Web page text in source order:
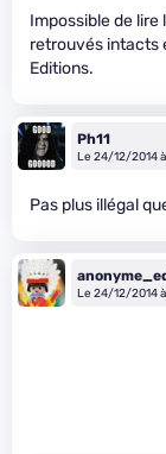
Impossible de lire
retrouvés intacts
Editions.
Ph11
Le 24/12/2014
Pas plus illégal
Le 24/12/2014